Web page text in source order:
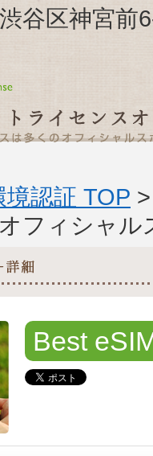
谷区神宮前
認証 TOP
フィシャル
Best